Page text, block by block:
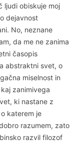
ljudi obiskuje moj
dejavnost
No, neznane
da me ne zanima
časopis
abstraktni svet, o
miselnost in
zanimivega
ki nastane z
katerem je
razumem, zato
razvil filozof